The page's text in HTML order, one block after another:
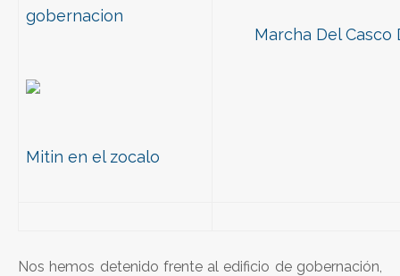
gobernacion
Mitin en el zocalo
Marcha Del Casco
Nos hemos detenido frente al edificio de gobernación,